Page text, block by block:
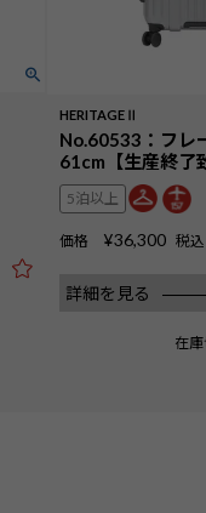
HERITAGEⅡ
No.60533：フレ
61cm【生産終了
5泊以上
価格 ¥36,300 税込
詳細を見る
在